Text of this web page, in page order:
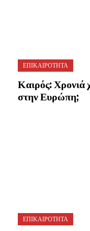
ΕΠΙΚΑΙΡΟΤΗΤΑ
Καιρός: Χρονιά
στην Ευρώπη;
ΕΠΙΚΑΙΡΟΤΗΤΑ